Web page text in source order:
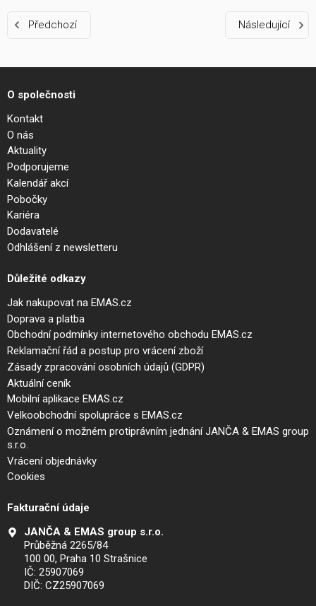
Předchozí Následující
O společnosti
Kontakt
O nás
Aktuality
Podporujeme
Kalendář akcí
Pobočky
Kariéra
Dodavatelé
Odhlášení z newsletteru
Důležité odkazy
Jak nakupovat na EMAS.cz
Doprava a platba
Obchodní podmínky internetového obchodu EMAS.cz
Reklamační řád a postup pro vrácení zboží
Zásady zpracování osobních údajů (GDPR)
Aktuální ceník
Mobilní aplikace EMAS.cz
Velkoobchodní spolupráce s EMAS.cz
Oznámení o možném protiprávním jednání JANČA & EMAS group
s.r.o.
Vrácení objednávky
Cookies
Fakturační údaje
JANČA & EMAS group s.r.o.
Průběžná 2265/84
100 00, Praha 10 Strašnice
IČ: 25907069
DIČ: CZ25907069